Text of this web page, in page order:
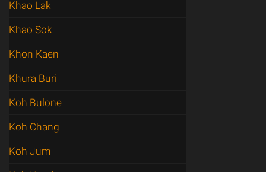
Khao Lak
Khao Sok
Khon Kaen
Khura Buri
Koh Bulone
Koh Chang
Koh Jum